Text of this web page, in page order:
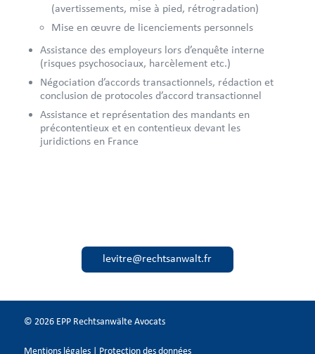
(avertissements, mise à pied, rétrogradation)
Mise en œuvre de licenciements personnels
Assistance des employeurs lors d’enquête interne
(risques psychosociaux, harcèlement etc.)
Négociation d’accords transactionnels, rédaction et
conclusion de protocoles d’accord transactionnel
Assistance et représentation des mandants en
précontentieux et en contentieux devant les
juridictions en France
levitre@rechtsanwalt.fr
© 2026 EPP Rechtsanwälte Avocats
Mentions légales| Protection des données